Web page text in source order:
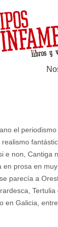
el
e non, Cantiga
prosa en
parecía a
Tertulia
en Galicia, entre